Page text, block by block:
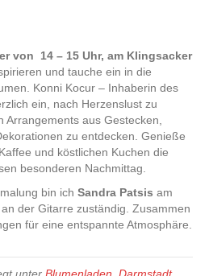
von 14 – 15 Uhr, am Klingsacker
und tauche ein in die
Konni Kocur – Inhaberin des
ein, nach Herzenslust zu
aus Gestecken,
zu entdecken. Genieße
und köstlichen Kuchen die
besonderen Nachmittag.
bin ich Sandra Patsis am
an der Gitarre zuständig. Zusammen
für eine entspannte Atmosphäre.